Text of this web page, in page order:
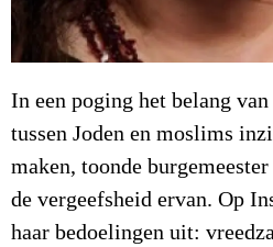
In een poging het belang
tussen Joden en moslims
maken, toonde
de vergeefsheid ervan. Op
haar bedoelingen uit: